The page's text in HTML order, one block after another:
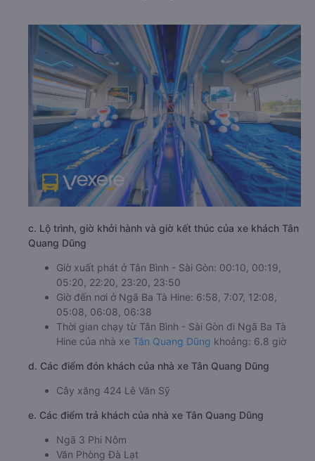
c. Lộ trình, giờ khởi hành và giờ kết thúc của xe khách Tân
Quang Dũng
Giờ xuất phát ở Tân Bình - Sài Gòn: 00:10, 00:19,
05:20, 22:20, 23:20, 23:50
Giờ đến nơi ở Ngã Ba Tà Hine: 6:58, 7:07, 12:08,
05:08, 06:08, 06:38
Thời gian chạy từ Tân Bình - Sài Gòn đi Ngã Ba Tà
Hine của nhà xe Tân Quang Dũng khoảng: 6.8 giờ
d. Các điểm đón khách của nhà xe Tân Quang Dũng
Cây xăng 424 Lê Văn Sỹ
e. Các điểm trả khách của nhà xe Tân Quang Dũng
Ngã 3 Phi Nôm
Văn Phòng Đà Lạt